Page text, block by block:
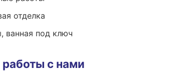
отделка
ванная под ключ
с нами